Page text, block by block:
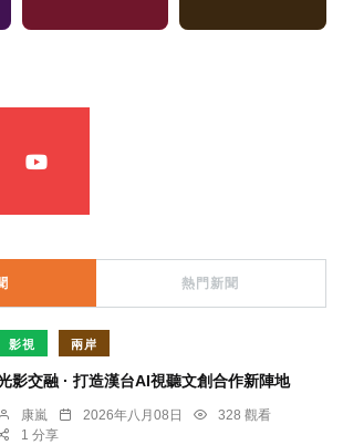
熱門新聞
影視 兩岸
影交融 · 打造漢台AI視聽文創合作新陣地
康嵐 2026年八月08日
328 觀看
1 分享